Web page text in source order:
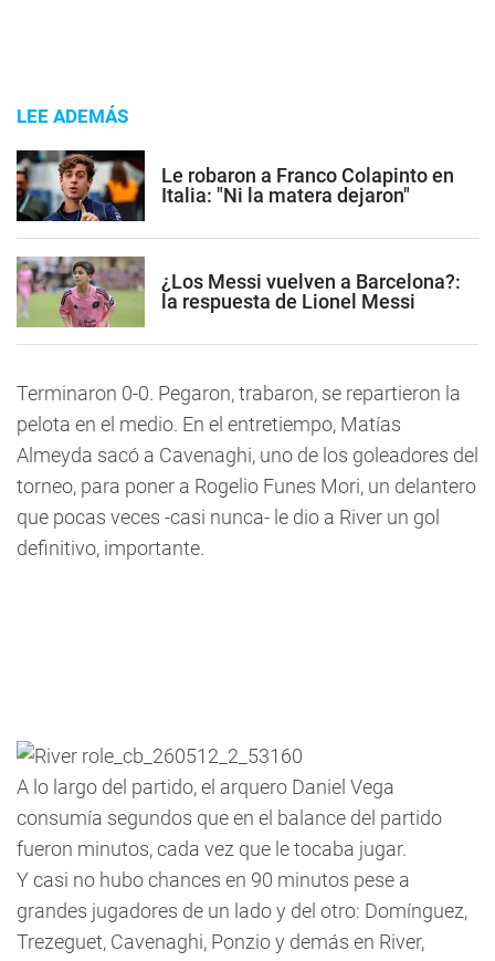
LEE ADEMÁS
Le robaron a Franco Colapinto en
Italia: "Ni la matera dejaron"
¿Los Messi vuelven a Barcelona?:
la respuesta de Lionel Messi
Terminaron 0-0. Pegaron, trabaron, se repartieron la
pelota en el medio. En el entretiempo, Matías
Almeyda sacó a Cavenaghi, uno de los goleadores del
torneo, para poner a Rogelio Funes Mori, un delantero
que pocas veces -casi nunca- le dio a River un gol
definitivo, importante.
A lo largo del partido, el arquero Daniel Vega
consumía segundos que en el balance del partido
fueron minutos, cada vez que le tocaba jugar.
Y casi no hubo chances en 90 minutos pese a
grandes jugadores de un lado y del otro: Domínguez,
Trezeguet, Cavenaghi, Ponzio y demás en River,